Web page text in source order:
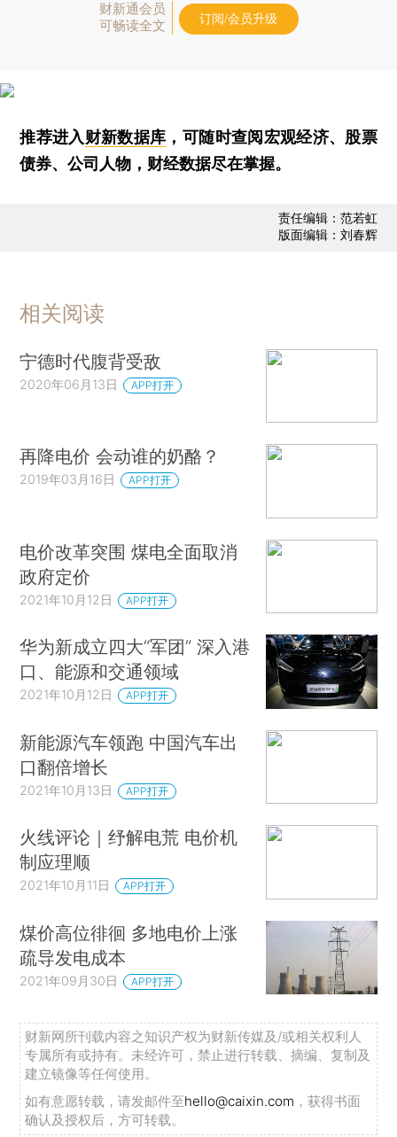
财新通会员
可畅读全文
订阅/会员升级
推荐进入财新数据库 ，可随时查阅宏观经济、股票
债券、公司人物，财经数据尽在掌握。
责任编辑：范若虹
版面编辑：刘春辉
相关阅读
宁德时代腹背受敌
2020年06月13日 APP打开
再降电价 会动谁的奶酪？
2019年03月16日 APP打开
电价改革突围 煤电全面取消
政府定价
2021年10月12日 APP打开
华为新成立四大“军团” 深入港
口、能源和交通领域
2021年10月12日 APP打开
新能源汽车领跑 中国汽车出
口翻倍增长
2021年10月13日 APP打开
火线评论｜纾解电荒 电价机
制应理顺
2021年10月11日 APP打开
煤价高位徘徊 多地电价上涨
疏导发电成本
2021年09月30日 APP打开
财新网所刊载内容之知识产权为财新传媒及/或相关权利人
专属所有或持有。未经许可，禁止进行转载、摘编、复制及
建立镜像等任何使用。
如有意愿转载，请发邮件至hello@caixin.com ，获得书面
确认及授权后，方可转载。